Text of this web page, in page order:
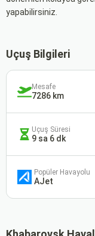
yapabilirsiniz.
Uçuş Bilgileri
Mesafe
7286 km
Uçuş Süresi
9 sa 6 dk
Popüler Havayolu
AJet